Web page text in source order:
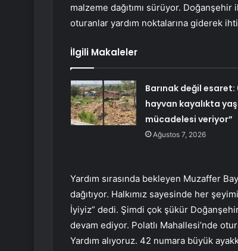
malzeme dağıtımı sürüyor.
oturanlar yardım noktalarına giderek
İlgili Makaleler
Barınak değil esaret:
hayvan kayalıkta
mücadelesi veriyor”
Ağustos 7, 2026
Yardım sırasında bekleyen Muzaffer
dağıtıyor. Halkımız sayesinde her
İyiyiz” dedi. Şimdi çok şükür
devam ediyor. Polatlı Mahallesi’nde
Yardım alıyoruz. 42 numara büyük